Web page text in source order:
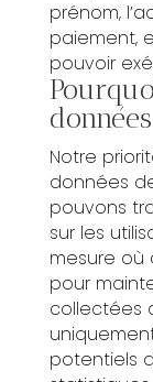
prénom,
paiement,
pouvoir
Notre
données
pouvons
sur les
mesure où
pour
collectées
potentiels